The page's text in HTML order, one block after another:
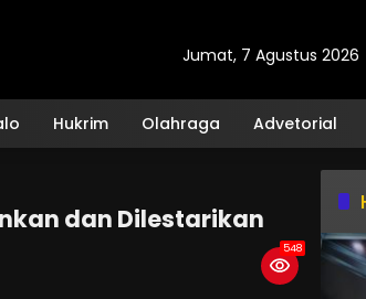
Jumat, 7 Agustus 2026
Hukrim Olahraga Advetorial
dan Dilestarikan
548